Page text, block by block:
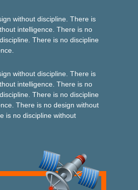
without discipline. There is
intelligence. There is no
There is no discipline
without discipline. There is
intelligence. There is no
There is no discipline
There is no design without
is no discipline without